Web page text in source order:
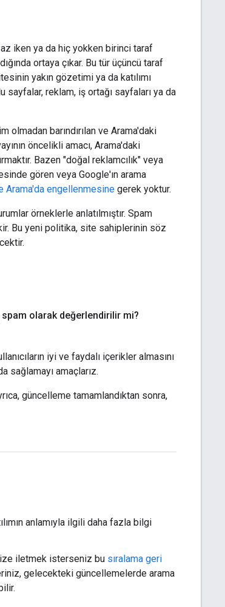
az iken ya da hiç yokken birinci taraf
ortaya çıkar. Bu tür üçüncü taraf
yakın gözetimi ya da katılımı
sayfalar, reklam, iş ortağı sayfaları ya da
olmadan barındırılan ve Arama'daki
öncelikli amacı, Arama'daki
Bazen "doğal reklamcılık" veya
gören veya Google'ın arama
Arama'da engellenmesine gerek yoktur.
örneklerle anlatılmıştır. Spam
Bu yeni politika, site sahiplerinin söz
spam olarak değerlendirilir mi?
iyi ve faydalı içerikler almasını
sağlamayı amaçlarız.
güncelleme tamamlandıktan sonra,
anlamıyla ilgili daha fazla bilgi
iletmek isterseniz bu sıralama geri
gelecekteki güncellemelerde arama